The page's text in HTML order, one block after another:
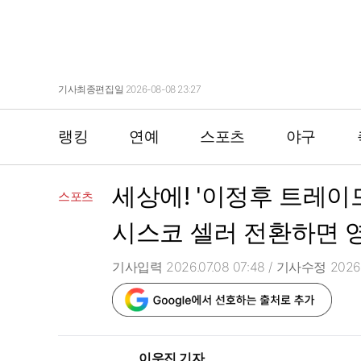
기사최종편집일 2026-08-08 23:27
랭킹 연예 스포츠 야구
스포츠
세상에! '이정후 트레
시스코 셀러 전환하면
기사입력 2026.07.08 07:48 / 기사수정
이우진 기자